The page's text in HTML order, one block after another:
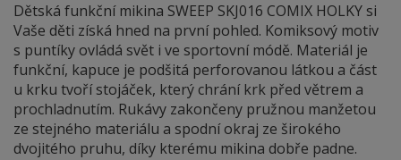
Dětská funkční mikina SWEEP SKJ016 COMIX HOLKY si
Vaše děti získá hned na první pohled. Komiksový motiv
s puntíky ovládá svět i ve sportovní módě. Materiál je
funkční, kapuce je podšitá perforovanou látkou a část
u krku tvoří stojáček, který chrání krk před větrem a
prochladnutím. Rukávy zakončeny pružnou manžetou
ze stejného materiálu a spodní okraj ze širokého
dvojitého pruhu, díky kterému mikina dobře padne.